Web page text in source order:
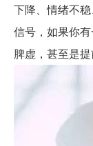
下降、情绪不
信号，如果你
脾虚，甚至是提